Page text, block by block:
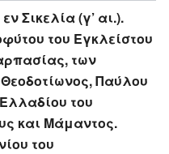
Σικελία (γ’ αι.).
του Εγκλείστου
των
Παύλου
του
και Μάμαντος.
του